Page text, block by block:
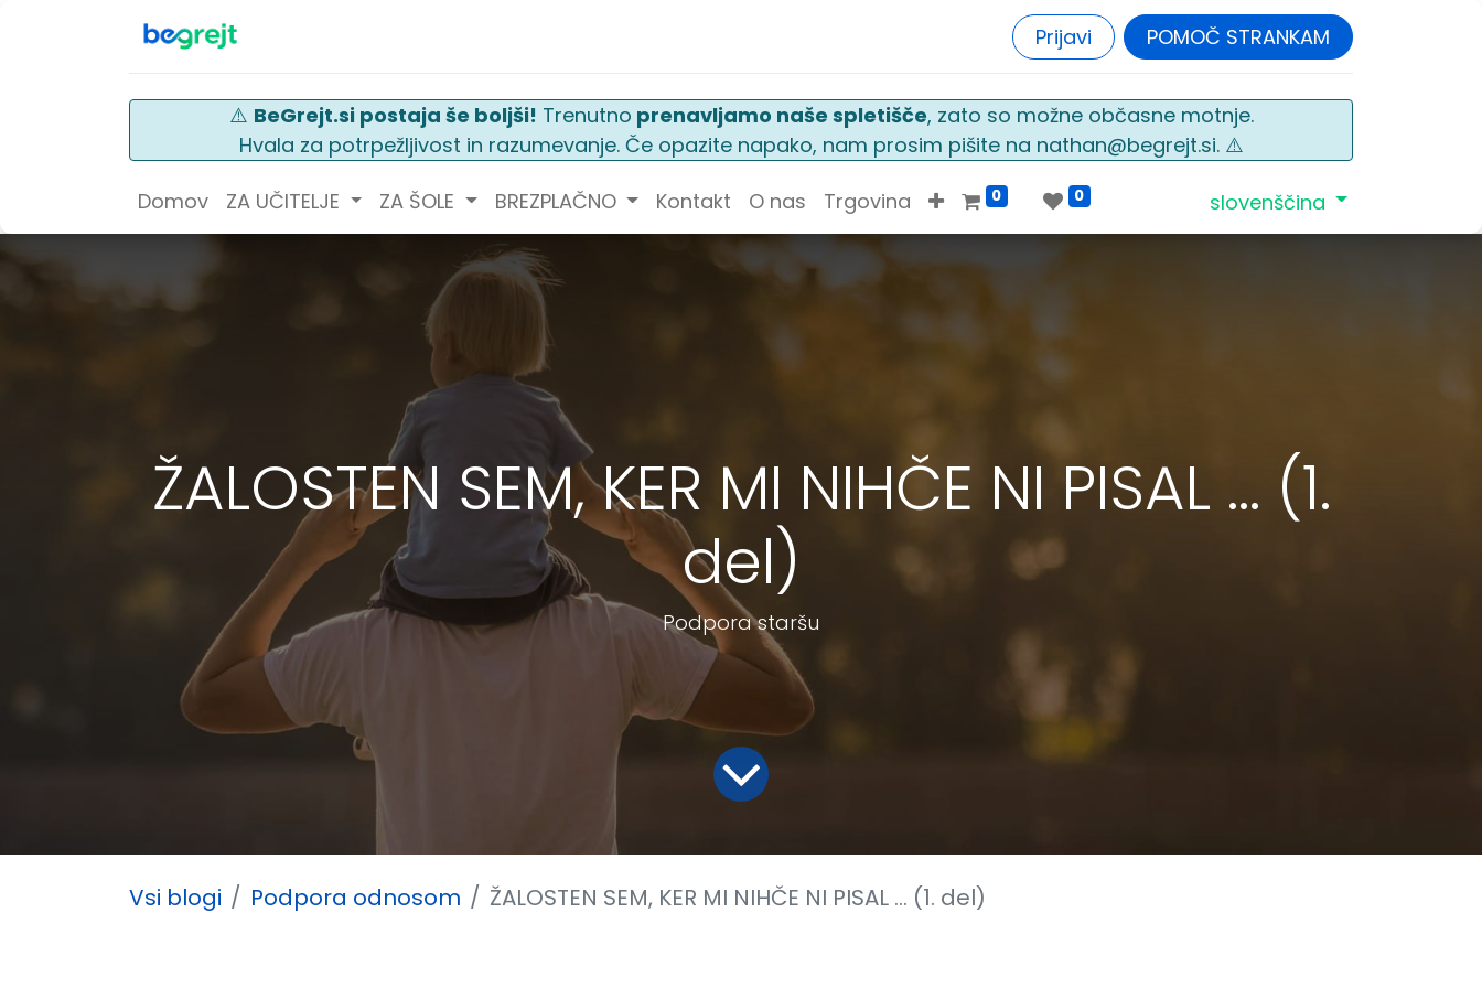
Prijavi POMOČ STRANKAM
⚠️ BeGrejt.si postaja še boljši! Trenutno prenavljamo naše spletišče, zato so možne občasne motnje.
Hvala za potrpežljivost in razumevanje. Če opazite napako, nam prosim pišite na nathan@begrejt.si. ⚠️
Domov ZA UČITELJE ZA ŠOLE BREZPLAČNO Kontakt O nas Trgovina 0 0 slovenščina
ŽALOSTEN SEM, KER MI NIHČE NI PISAL ... (1.
del)
Podpora staršu
Vsi blogi Podpora odnosom ŽALOSTEN SEM, KER MI NIHČE NI PISAL ... (1. del)